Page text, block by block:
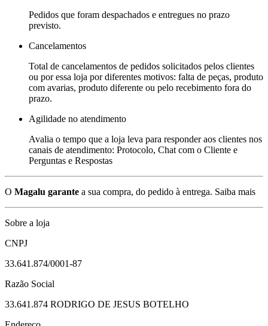
Pedidos que foram despachados e entregues no prazo
previsto.
Cancelamentos
Total de cancelamentos de pedidos solicitados pelos clientes
ou por essa loja por diferentes motivos: falta de peças, produto
com avarias, produto diferente ou pelo recebimento fora do
prazo.
Agilidade no atendimento
Avalia o tempo que a loja leva para responder aos clientes nos
canais de atendimento: Protocolo, Chat com o Cliente e
Perguntas e Respostas
O Magalu garante a sua compra, do pedido à entrega. Saiba mais
Sobre a loja
CNPJ
33.641.874/0001-87
Razão Social
33.641.874 RODRIGO DE JESUS BOTELHO